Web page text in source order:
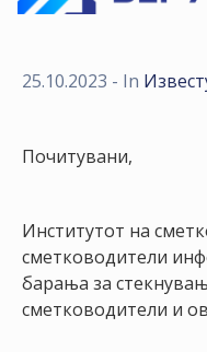
КОНТРОЛА
СТАНАМ
ЧЛЕН
НАСТАНИ
25.10.2023 - In
Почитувани,
Институтот на
сметководители
барања за
сметководители и